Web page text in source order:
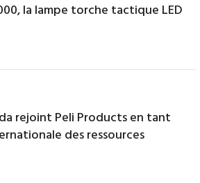
la lampe torche tactique LED
rejoint Peli Products en tant
des ressources